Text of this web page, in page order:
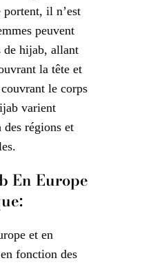
il n’est
peuvent
de hijab, allant
la tête et
le corps
varient
régions et
En Europe
et en
fonction des